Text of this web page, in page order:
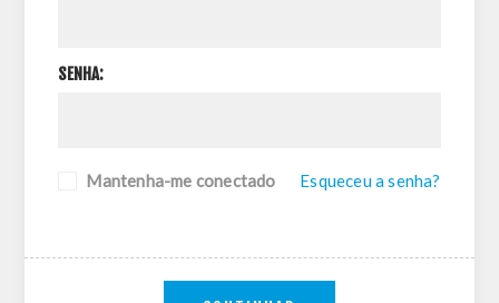
SENHA:
Mantenha-me conectado Esqueceu a senha?